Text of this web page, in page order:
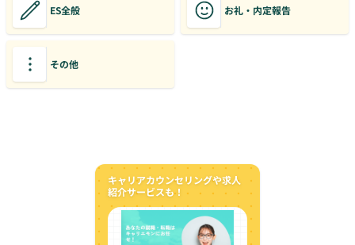
ES全般 お礼・内定報告
その他
キャリアカウンセリングや求人
紹介サービスも！